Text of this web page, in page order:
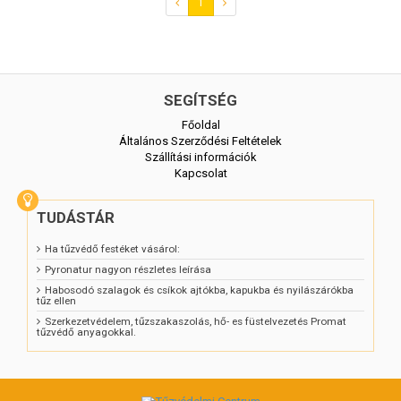
1
SEGÍTSÉG
Főoldal
Általános Szerződési Feltételek
Szállítási információk
Kapcsolat
TUDÁSTÁR
Ha tűzvédő festéket vásárol:
Pyronatur nagyon részletes leírása
Habosodó szalagok és csíkok ajtókba, kapukba és nyilászárókba
tűz ellen
Szerkezetvédelem, tűzszakaszolás, hő- es füstelvezetés Promat
tűzvédő anyagokkal.